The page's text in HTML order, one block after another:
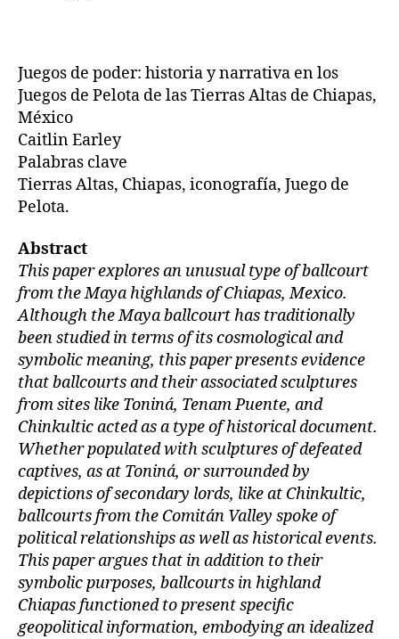
Juegos de poder: historia y narrativa en los
Juegos de Pelota de las Tierras Altas de Chiapas,
México
Caitlin Earley
Palabras clave
Tierras Altas, Chiapas, iconografía, Juego de
Pelota.
Abstract
This paper explores an unusual type of ballcourt
from the Maya highlands of Chiapas, Mexico.
Although the Maya ballcourt has traditionally
been studied in terms of its cosmological and
symbolic meaning, this paper presents evidence
that ballcourts and their associated sculptures
from sites like Toniná, Tenam Puente, and
Chinkultic acted as a type of historical document.
Whether populated with sculptures of defeated
captives, as at Toniná, or surrounded by
depictions of secondary lords, like at Chinkultic,
ballcourts from the Comitán Valley spoke of
political relationships as well as historical events.
This paper argues that in addition to their
symbolic purposes, ballcourts in highland
Chiapas functioned to present specific
geopolitical information, embodying an idealized